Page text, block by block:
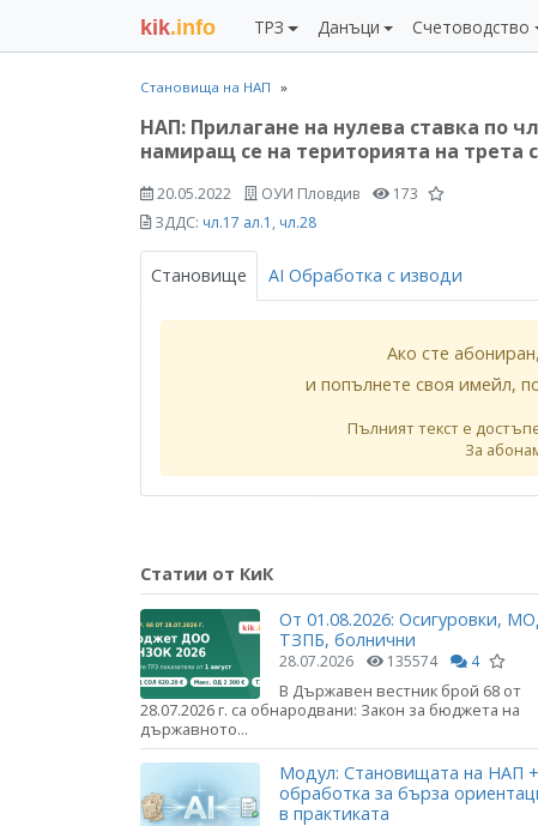
kik.info ТРЗ Данъци Счетоводство
Становища на НАП
НАП: Прилагане на нулева ставка по
намиращ се на територията на трета
20.05.2022 ОУИ Пловдив
173
ЗДДС: чл.17 ал.1 , чл.28
Становище AI Обработка с изводи
Ако сте
и попълнете своя имейл,
Пълният текст е
За
Статии от КиК
От 01.08.2026: Осигуровки,
ТЗПБ, болнични
28.07.2026 135574 4
В Държавен вестник брой 68 от
28.07.2026 г. са обнародвани: Закон за бюджета на
държавното...
Модул: Становищата на НАП
обработка за бърза
в практиката